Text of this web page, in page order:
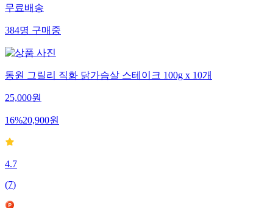
무료배송
384명구매중
동원 그릴리 직화 닭가슴살 스테이크 100g x 10개
25,000원
16%20,900원
4.7
(7)